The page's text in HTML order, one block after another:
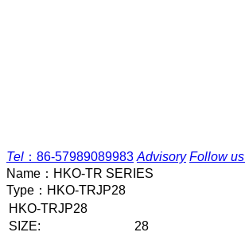
Tel ： 86-57989089983 Advisory Follow us
Name： HKO-TR SERIES
Type： HKO-TRJP28
HKO-TRJP28
SIZE:
28